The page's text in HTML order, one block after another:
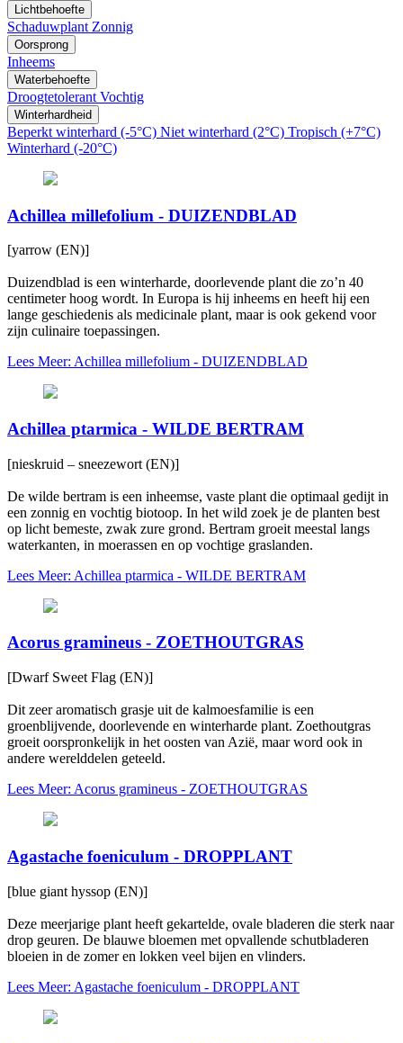
Lichtbehoefte
Schaduwplant Zonnig
Oorsprong
Inheems
Waterbehoefte
Droogtetolerant Vochtig
Winterhardheid
Beperkt winterhard (-5°C) Niet winterhard (2°C) Tropisch (+7°C)
Winterhard (-20°C)
Achillea millefolium - DUIZENDBLAD
[yarrow (EN)]
Duizendblad is een winterharde, doorlevende plant die zo’n 40
centimeter hoog wordt. In Europa is hij inheems en heeft hij een
lange geschiedenis als medicinale plant, maar is ook gekend voor
zijn culinaire toepassingen.
Lees Meer: Achillea millefolium - DUIZENDBLAD
Achillea ptarmica - WILDE BERTRAM
[nieskruid – sneezewort (EN)]
De wilde bertram is een inheemse, vaste plant die optimaal gedijt in
een zonnig en vochtig biotoop. In het wild zoek je de planten best
op licht bemeste, zwak zure grond. Bertram groeit meestal langs
waterkanten, in moerassen en op vochtige graslanden.
Lees Meer: Achillea ptarmica - WILDE BERTRAM
Acorus gramineus - ZOETHOUTGRAS
[Dwarf Sweet Flag (EN)]
Dit zeer aromatisch grasje uit de kalmoesfamilie is een
groenblijvende, doorlevende en winterharde plant. Zoethoutgras
groeit oorspronkelijk in het oosten van Azië, maar word ook in
andere werelddelen geteeld.
Lees Meer: Acorus gramineus - ZOETHOUTGRAS
Agastache foeniculum - DROPPLANT
[blue giant hyssop (EN)]
Deze meerjarige plant heeft gekartelde, ovale bladeren die sterk naar
drop geuren. De blauwe bloemen met opvallende schutbladeren
bloeien in de zomer en lokken veel bijen en vlinders.
Lees Meer: Agastache foeniculum - DROPPLANT